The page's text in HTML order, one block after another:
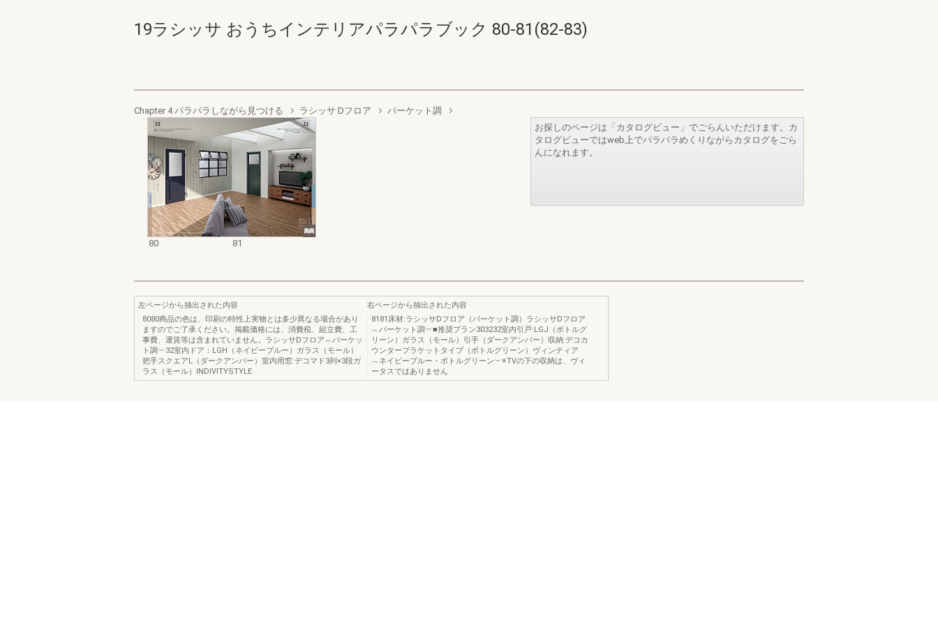
19ラシッサ おうちインテリアパラパラブック 80-81(82-83)
Chapter 4 パラパラしながら見つける ラシッサ Dフロア パーケット調
80 81
お探しのページは「カタログビュー」でごらんいただけます。カ
タログビューではweb上でパラパラめくりながらカタログをごら
んになれます。
左ページから抽出された内容
8080商品の色は、印刷の特性上実物とは多少異なる場合があり
ますのでご了承ください。掲載価格には、消費税、組立費、工
事費、運賃等は含まれていません。ラシッサDフロア︵パーケッ
ト調︶32室内ドア：LGH（ネイビーブルー）ガラス（モール）
把手スクエアL（ダークアンバー）室内用窓:デコマド3列×3段ガ
ラス（モール）INDIVITYSTYLE
右ページから抽出された内容
8181床材:ラシッサDフロア（パーケット調）ラシッサDフロア
︵パーケット調︶■推奨プラン303232室内引戸:LGJ（ボトルグ
リーン）ガラス（モール）引手（ダークアンバー）収納:デコカ
ウンターブラケットタイプ（ボトルグリーン）ヴィンティア
︵ネイビーブルー・ボトルグリーン︶※TVの下の収納は、ヴィ
ータスではありません